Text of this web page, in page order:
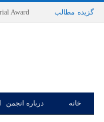
گزیده مطالب
خانه درباره انجمن